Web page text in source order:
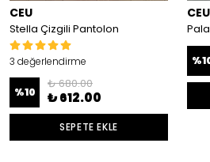
CEU
Stella Çizgili Pantolon
3 değerlendirme
%10
₺ 680.00
₺ 612.00
SEPETE EKLE
CEU
%